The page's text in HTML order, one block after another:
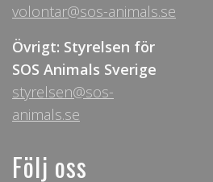
volontar@sos-animals.se
Övrigt: Styrelsen för
SOS Animals Sverige
styrelsen@sos-
animals.se
Följ oss